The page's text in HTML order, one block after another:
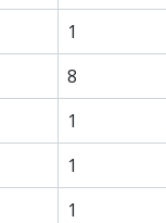
1
8
1
1
1